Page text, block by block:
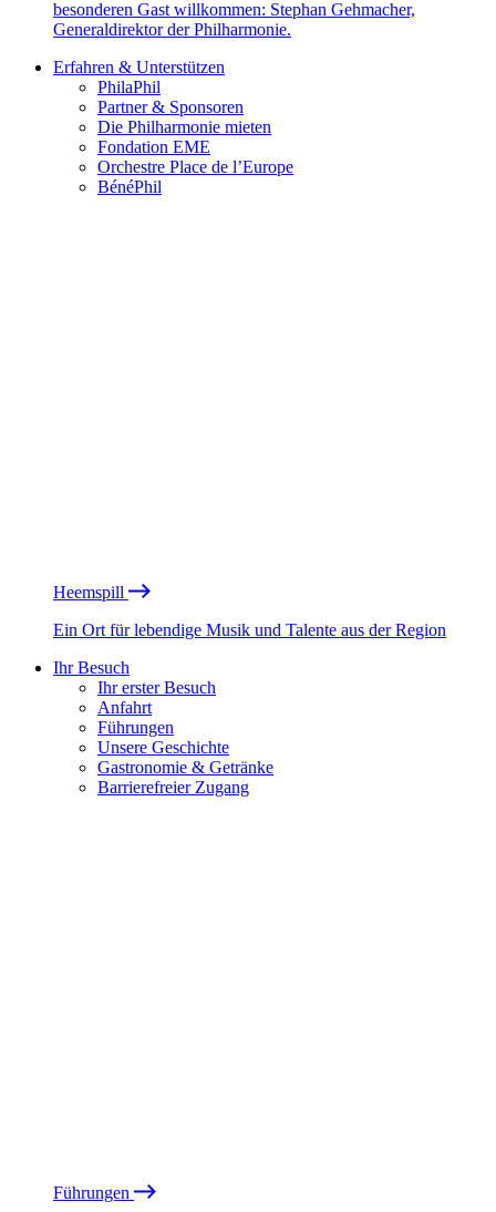
besonderen Gast willkommen: Stephan Gehmacher,
Generaldirektor der Philharmonie.
Erfahren & Unterstützen
PhilaPhil
Partner & Sponsoren
Die Philharmonie mieten
Fondation EME
Orchestre Place de l’Europe
BénéPhil
Heemspill
Ein Ort für lebendige Musik und Talente aus der Region
Ihr Besuch
Ihr erster Besuch
Anfahrt
Führungen
Unsere Geschichte
Gastronomie & Getränke
Barrierefreier Zugang
Führungen